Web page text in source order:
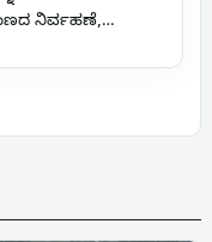
ನಿರ್ವಹಣೆ,…